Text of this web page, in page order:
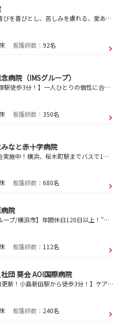
病む人の喜びを喜びとし、苦しみを慮れる、愛ある温かな医療を行います。
看護師数： 92名
病院（IMSグループ）
【JR東戸塚駅徒歩3分！】一人ひとりの個性に合わせて、成長を支援する体制がある病院です！
看護師数： 350名
なと赤十字病院
病院見学会実施中！横浜、桜木町駅までバスで1本！元町・中華街駅が最寄り駅！日本赤十字社の高度急性期病院です！
看護師数： 680名
院
【AMGグループ/横浜市】年間休日120日以上！”各病院よりも【良病院】を目指して”上尾中央医科グループ唯一の精神科病院です♪
看護師数： 112名
団 葵会 AOI国際病院
【7月30日更新！小島新田駅から徒歩3分！】ケアミックス病院で、自分に合った働き方を見つけよう！２年目までの手厚い教育サポートで、あなたの成長を応援します！
看護師数： 240名